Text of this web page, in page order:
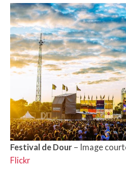
Festival de Dour – Image
Flickr